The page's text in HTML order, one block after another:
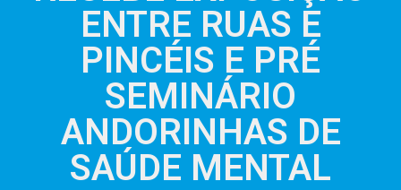
ENTRE RUAS E
PINCÉIS E PRÉ
SEMINÁRIO
ANDORINHAS DE
SAÚDE MENTAL